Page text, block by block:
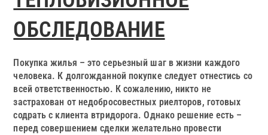
ОБСЛЕДОВАНИЕ
Покупка жилья – это серьезный шаг в жизни каждого
человека. К долгожданной покупке следует отнестись со
всей ответственностью. К сожалению, никто не
застрахован от недобросовестных риелторов, готовых
содрать с клиента втридорога. Однако решение есть –
перед совершением сделки желательно провести